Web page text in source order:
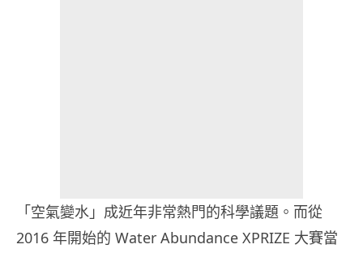
「空氣變水」成近年非常熱門的科學議題。而從
2016 年開始的 Water Abundance XPRIZE 大賽當